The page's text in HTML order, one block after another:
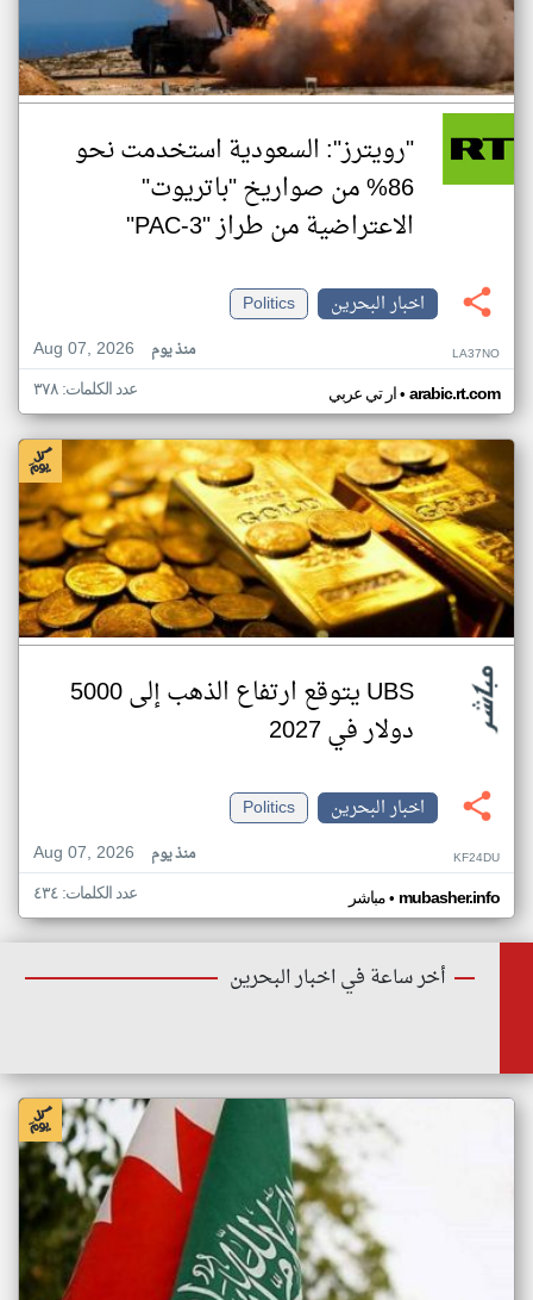
"رويترز": السعودية استخدمت نحو
86% من صواريخ "باتريوت"
الاعتراضية من طراز "PAC-3"
اخبار البحرين
Politics
Aug 07, 2026
منذ يوم LA37NO
ار تي عربي• arabic.rt.com عدد الكلمات: ٣٧٨
UBS يتوقع ارتفاع الذهب إلى 5000
دولار في 2027
اخبار البحرين
Politics
Aug 07, 2026
منذ يوم KF24DU
مباشر• mubasher.info عدد الكلمات: ٤٣٤
أخر ساعة في اخبار البحرين